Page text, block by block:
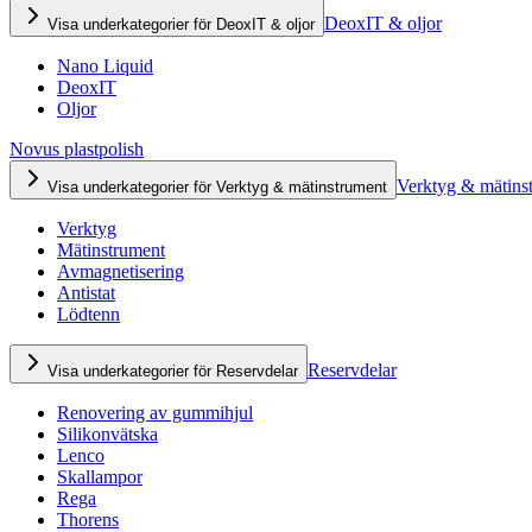
Visa underkategorier för DeoxIT & oljor DeoxIT & oljor
Nano Liquid
DeoxIT
Oljor
Novus plastpolish
Visa underkategorier för Verktyg & mätinstrument Verktyg &
Verktyg
Mätinstrument
Avmagnetisering
Antistat
Lödtenn
Visa underkategorier för Reservdelar Reservdelar
Renovering av gummihjul
Silikonvätska
Lenco
Skallampor
Rega
Thorens